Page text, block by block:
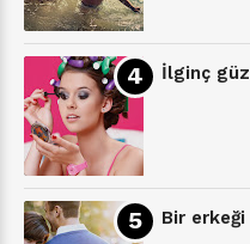
İlginç
Bir